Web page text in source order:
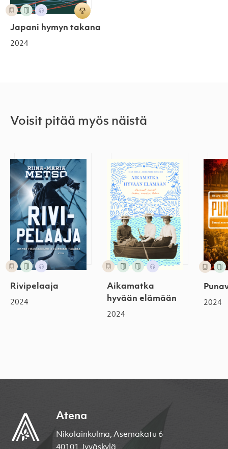
Japani hymyn takana
2024
Voisit pitää myös näistä
Rivipelaaja
Rivipelaaja
2024
Aikamatka hyvään elämään
Aikamatka
hyvään elämään
2024
2024
Atena
Nikolainkulma, Asemakatu 6
40101 Jyväskylä